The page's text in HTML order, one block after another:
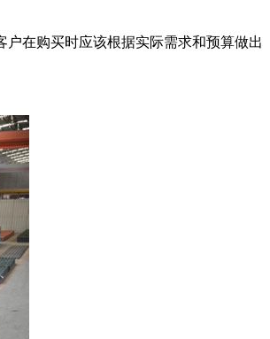
在购买时应该根据实际需求和预算做出